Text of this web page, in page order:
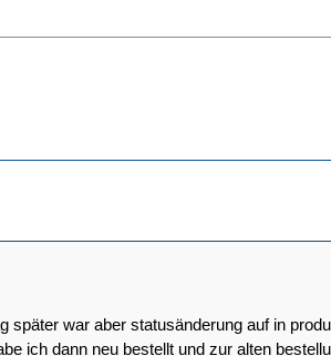
später war aber statusänderung auf in
ich dann neu bestellt und zur alten